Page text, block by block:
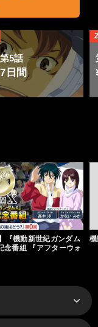
5話
日間
『機動新世紀ガンダム
念番組 『アフターウォ